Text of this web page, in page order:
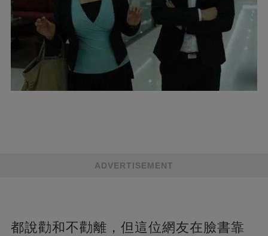
ADVERTISEMENT
都說勸和不勸離，但這位網友在臉書靠